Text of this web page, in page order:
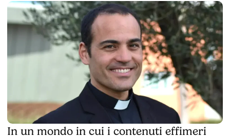
In un mondo in cui i contenuti effimeri